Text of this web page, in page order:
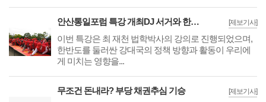
[제보기사]
안산통일포럼 특강 개최DJ 서거와 한반도의 숙제
이번 특강은 최 재천 법학박사의 강의로 진행되었으며,
한반도를 둘러싼 강대국의 정책 방향과 활동이 우리에
게 미치는 영향을...
[제보기사]
무조건 돈내라? 부당 채권추심 기승